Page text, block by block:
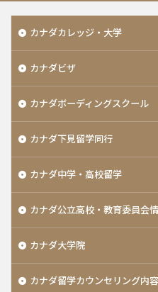
カナダカレッジ・大学
カナダビザ
カナダボーディングスクール
カナダ下見留学同行
カナダ中学・高校留学
カナダ公立高校・教育委員会
カナダ大学院
カナダ留学カウンセリング内